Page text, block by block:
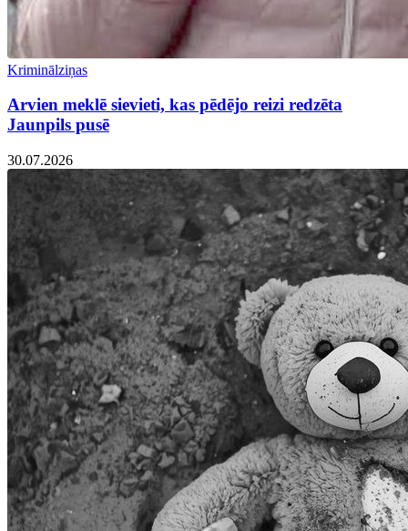
Kriminālziņas
Arvien meklē sievieti, kas pēdējo reizi redzēta
Jaunpils pusē
30.07.2026